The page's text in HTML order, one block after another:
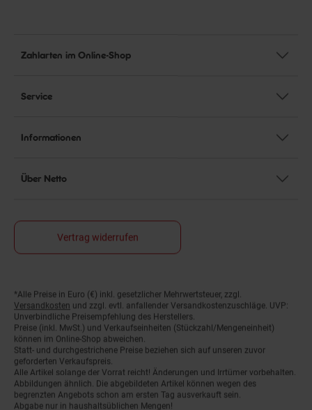
Zahlarten im Online-Shop
Service
Informationen
Über Netto
Vertrag widerrufen
Fußnoten
*Alle Preise in Euro (€) inkl. gesetzlicher Mehrwertsteuer, zzgl.
Versandkosten und zzgl. evtl. anfallender Versandkostenzuschläge. UVP:
Unverbindliche Preisempfehlung des Herstellers.
Preise (inkl. MwSt.) und Verkaufseinheiten (Stückzahl/Mengeneinheit)
können im Online-Shop abweichen.
Statt- und durchgestrichene Preise beziehen sich auf unseren zuvor
geforderten Verkaufspreis.
Alle Artikel solange der Vorrat reicht! Änderungen und Irrtümer vorbehalten.
Abbildungen ähnlich. Die abgebildeten Artikel können wegen des
begrenzten Angebots schon am ersten Tag ausverkauft sein.
Abgabe nur in haushaltsüblichen Mengen!